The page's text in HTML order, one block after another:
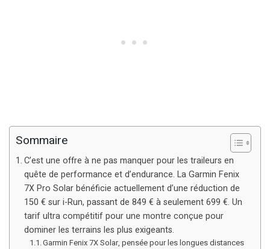
Sommaire
C’est une offre à ne pas manquer pour les traileurs en
quête de performance et d’endurance. La Garmin Fenix
7X Pro Solar bénéficie actuellement d’une réduction de
150 € sur i-Run, passant de 849 € à seulement 699 €. Un
tarif ultra compétitif pour une montre conçue pour
dominer les terrains les plus exigeants.
Garmin Fenix 7X Solar, pensée pour les longues distances